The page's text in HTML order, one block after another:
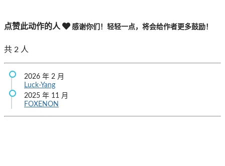
点赞此动作的人 感谢你们！轻轻一点，将会给作者更多鼓励！
共 2 人
2026 年 2 月
Luck-Yang
2025 年 11 月
FOXENON